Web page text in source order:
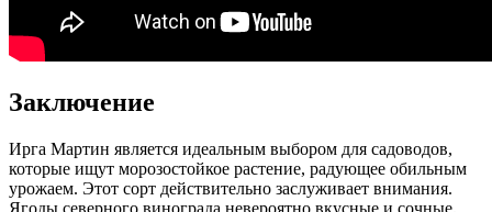
Заключение
Ирга Мартин является идеальным выбором для садоводов,
которые ищут морозостойкое растение, радующее обильным
урожаем. Этот сорт действительно заслуживает внимания.
Ягоды северного винограда невероятно вкусные и сочные.